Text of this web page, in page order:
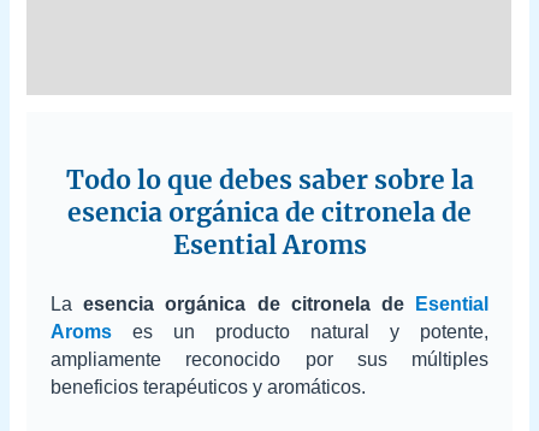
Todo lo que debes saber sobre la
esencia orgánica de citronela de
Esential Aroms
Laesencia orgánica de citronela de
Esential
Aroms es un producto natural y potente,
ampliamente reconocido por sus múltiples
beneficios terapéuticos y aromáticos.